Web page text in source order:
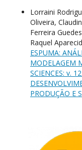
Lorraini
Oliveira,
Ferreira
Raquel
ESPUMA:
MODELAGEM
SCIENCES: v.
PRODUÇÃO E